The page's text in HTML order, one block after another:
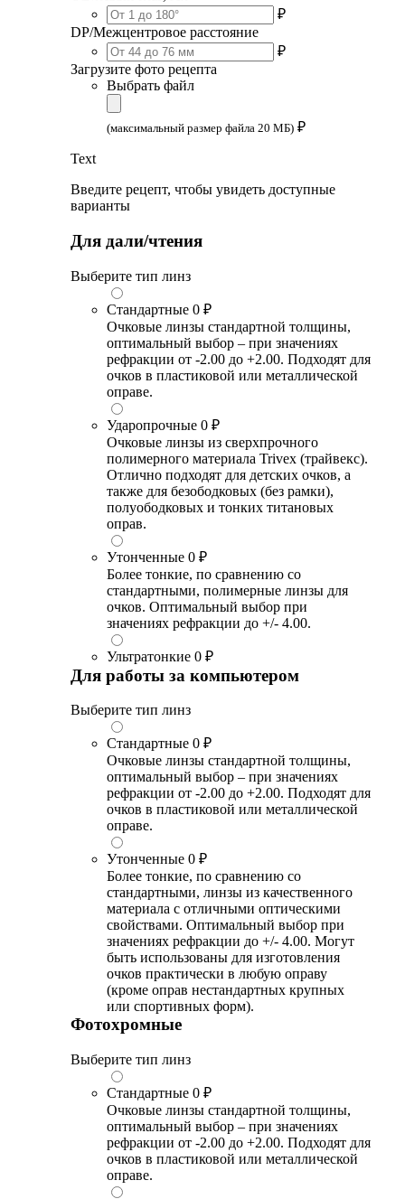
₽
DP/Межцентровое расстояние
₽
Загрузите фото рецепта
Выбрать файл
(максимальный размер файла 20 МБ) ₽
Text
Введите рецепт, чтобы увидеть доступные
варианты
Для дали/чтения
Выберите тип линз
Стандартные 0 ₽
Очковые линзы стандартной толщины,
оптимальный выбор – при значениях
рефракции от -2.00 до +2.00. Подходят для
очков в пластиковой или металлической
оправе.
Ударопрочные 0 ₽
Очковые линзы из сверхпрочного
полимерного материала Trivex (трайвекс).
Отлично подходят для детских очков, а
также для безободковых (без рамки),
полуободковых и тонких титановых
оправ.
Утонченные 0 ₽
Более тонкие, по сравнению со
стандартными, полимерные линзы для
очков. Оптимальный выбор при
значениях рефракции до +/- 4.00.
Ультратонкие 0 ₽
Для работы за компьютером
Выберите тип линз
Стандартные 0 ₽
Очковые линзы стандартной толщины,
оптимальный выбор – при значениях
рефракции от -2.00 до +2.00. Подходят для
очков в пластиковой или металлической
оправе.
Утонченные 0 ₽
Более тонкие, по сравнению со
стандартными, линзы из качественного
материала с отличными оптическими
свойствами. Оптимальный выбор при
значениях рефракции до +/- 4.00. Могут
быть использованы для изготовления
очков практически в любую оправу
(кроме оправ нестандартных крупных
или спортивных форм).
Фотохромные
Выберите тип линз
Стандартные 0 ₽
Очковые линзы стандартной толщины,
оптимальный выбор – при значениях
рефракции от -2.00 до +2.00. Подходят для
очков в пластиковой или металлической
оправе.